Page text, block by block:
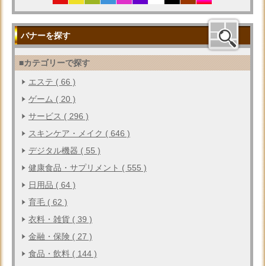
バナーを探す
■カテゴリーで探す
エステ ( 66 )
ゲーム ( 20 )
サービス ( 296 )
スキンケア・メイク ( 646 )
デジタル機器 ( 55 )
健康食品・サプリメント ( 555 )
日用品 ( 64 )
育毛 ( 62 )
衣料・雑貨 ( 39 )
金融・保険 ( 27 )
食品・飲料 ( 144 )